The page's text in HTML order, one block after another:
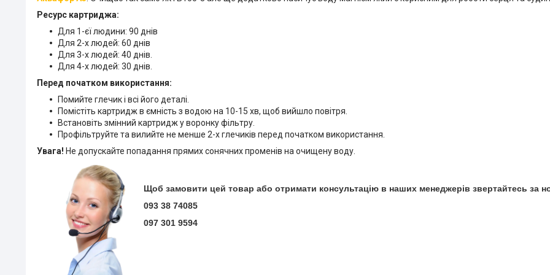
Ресурс картриджа:
Для 1-єї людини: 90 днів
Для 2-х людей: 60 днів
Для 3-х людей: 40 днів.
Для 4-х людей: 30 днів.
Перед початком використання:
Помийте глечик і всі його деталі.
Помістіть картридж в ємність з водою на 10-15 хв, щоб вийшло повітря.
Встановіть змінний картридж у воронку фільтру.
Профільтруйте та вилийте не менше 2-х глечиків перед початком використання.
Увага! Не допускайте попадання прямих сонячних променів на очищену воду.
Щоб замовити цей товар або отримати консультацію в наших менеджерів звертайтесь за
093 38 74085
097 301 9594